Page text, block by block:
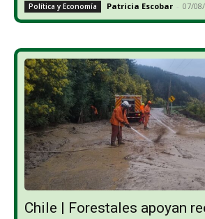
Política y Economía Patricia Escobar - 07/
Chile | Forestales apoyan